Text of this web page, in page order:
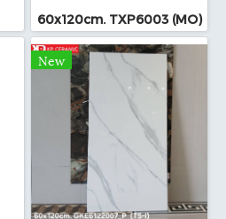
60x120cm. TXP6003 (MO)
New